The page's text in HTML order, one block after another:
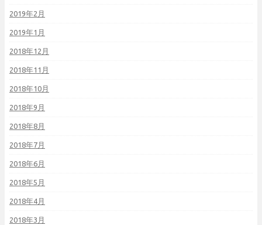
2019年2月
2019年1月
2018年12月
2018年11月
2018年10月
2018年9月
2018年8月
2018年7月
2018年6月
2018年5月
2018年4月
2018年3月